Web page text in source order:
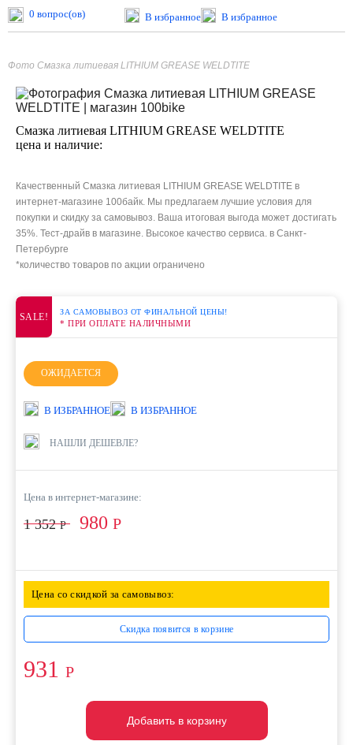
0 вопрос(ов) В избранное В избранное
Фото Смазка литиевая LITHIUM GREASE WELDTITE
Смазка литиевая LITHIUM GREASE WELDTITE
цена и наличие:
Качественный Смазка литиевая LITHIUM GREASE WELDTITE в
интернет-магазине 100байк. Мы предлагаем лучшие условия для
покупки и скидку за самовывоз. Ваша итоговая выгода может достигать
35%. Тест-драйв в магазине. Высокое качество сервиса. в Санкт-
Петербурге
*количество товаров по акции ограничено
SALE! ЗА САМОВЫВОЗ ОТ ФИНАЛЬНОЙ ЦЕНЫ!
* ПРИ ОПЛАТЕ НАЛИЧНЫМИ
ОЖИДАЕТСЯ
В ИЗБРАННОЕ В ИЗБРАННОЕ
НАШЛИ ДЕШЕВЛЕ?
Цена в интернет-магазине:
1 352Р 980 Р
Цена со скидкой за самовывоз:
Скидка появится в корзине
931 Р
Добавить в корзину
Добавить в корзину
Добавить в корзину